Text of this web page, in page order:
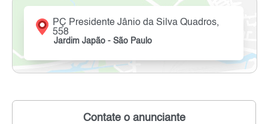
PÇ Presidente Jânio da Silva Quadros,
558
Jardim Japão - São Paulo
Contate o anunciante